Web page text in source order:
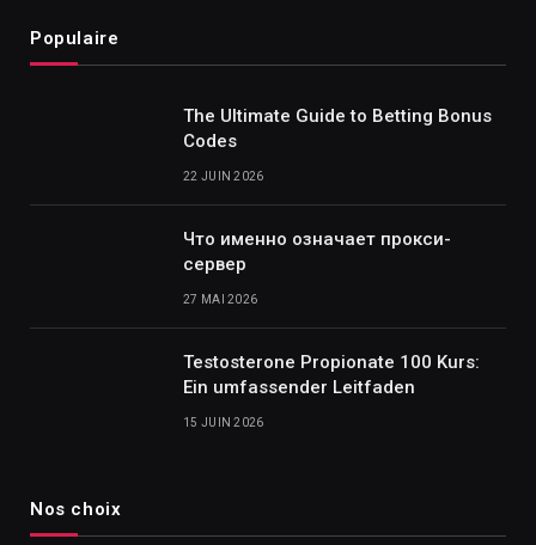
Populaire
The Ultimate Guide to Betting Bonus
Codes
22 JUIN 2026
Что именно означает прокси-
сервер
27 MAI 2026
Testosterone Propionate 100 Kurs:
Ein umfassender Leitfaden
15 JUIN 2026
Nos choix